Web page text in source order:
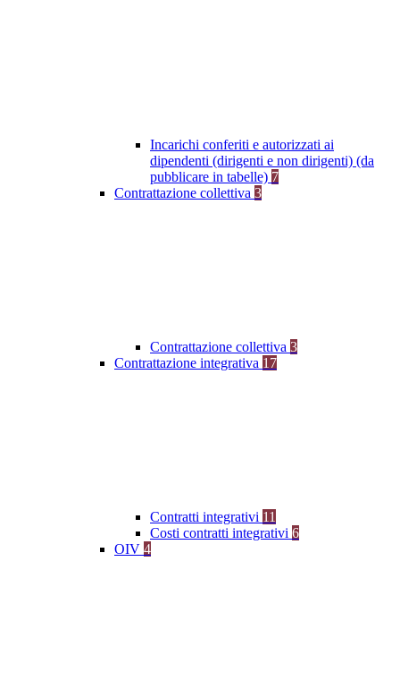
Incarichi conferiti e autorizzati ai
dipendenti (dirigenti e non dirigenti) (da
pubblicare in tabelle) 7
Contrattazione collettiva 3
Contrattazione collettiva 3
Contrattazione integrativa 17
Contratti integrativi 11
Costi contratti integrativi 6
OIV 4